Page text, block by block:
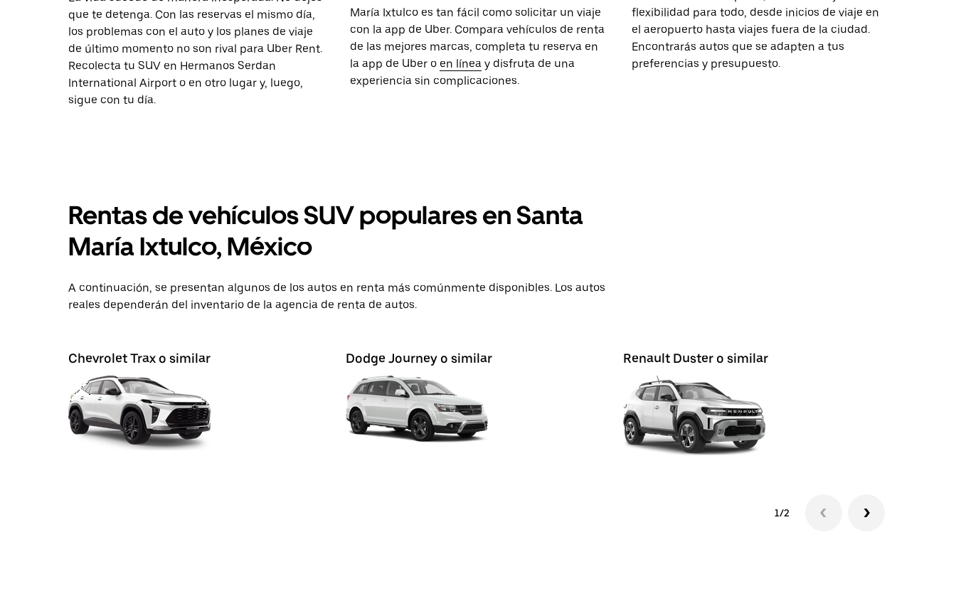
que te detenga. Con las reservas el mismo día,
los problemas con el auto y los planes de viaje
de último momento no son rival para Uber Rent.
Recolecta tu SUV en Hermanos Serdan
International Airport o en otro lugar y, luego,
sigue con tu día.
María Ixtulco es tan fácil como solicitar un viaje
con la app de Uber. Compara vehículos de renta
de las mejores marcas, completa tu reserva en
la app de Uber o en línea y disfruta de una
experiencia sin complicaciones.
flexibilidad para todo, desde inicios de viaje en
el aeropuerto hasta viajes fuera de la ciudad.
Encontrarás autos que se adapten a tus
preferencias y presupuesto.
Rentas de vehículos SUV populares en Santa
María Ixtulco, México
A continuación, se presentan algunos de los autos en renta más comúnmente disponibles. Los autos
reales dependerán del inventario de la agencia de renta de autos.
Chevrolet Trax o similar Dodge Journey o similar Renault Duster o similar
1/2